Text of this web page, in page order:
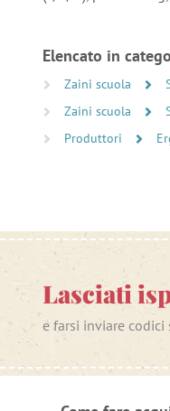
Elencato in
Zaini scuola
Zaini scuola
Produttori
Lasciati
e farsi inviare